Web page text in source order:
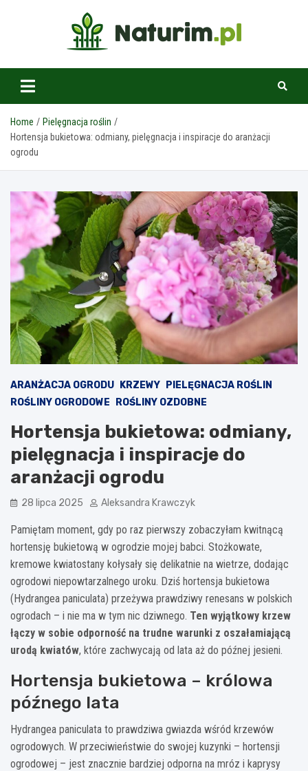
www.naturim.pl
Home
Pielęgnacja roślin
Hortensja bukietowa: odmiany, pielęgnacja i inspiracje do aranżacji
ogrodu
ARANŻACJA OGRODU KRZEWY
PIELĘGNACJA ROŚLIN
ROŚLINY OGRODOWE
ROŚLINY OZDOBNE
Hortensja bukietowa: odmiany,
pielęgnacja i inspiracje do
aranżacji ogrodu
28 lipca 2025 Aleksandra Krawczyk
Pamiętam moment, gdy po raz pierwszy zobaczyłam kwitnącą
hortensję bukietową w ogrodzie mojej babci. Stożkowate,
kremowe kwiatostany kołysały się delikatnie na wietrze, dodając
ogrodowi niepowtarzalnego uroku. Dziś hortensja bukietowa
(Hydrangea paniculata) przeżywa prawdziwy renesans w polskich
ogrodach – i nie ma w tym nic dziwnego. Ten wyjątkowy krzew
łączy w sobie odporność na trudne warunki z oszałamiającą
urodą kwiatów, które zachwycają od lata aż do późnej jesieni.
Hortensja bukietowa – królowa
późnego lata
Hydrangea paniculata to prawdziwa gwiazda wśród krzewów
ogrodowych. W przeciwieństwie do swojej kuzynki – hortensji
ogrodowej – jest znacznie bardziej odporna na mróz i kaprysy